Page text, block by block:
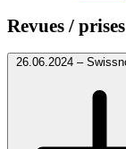
Revues /
26.06.2024 –